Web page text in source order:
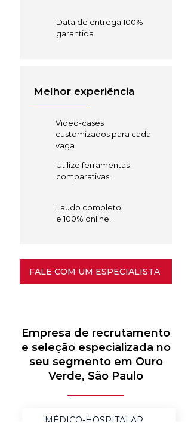
Data de entrega 100%
garantida.
Melhor experiência
Video-cases
customizados para cada
vaga.
Utilize ferramentas
comparativas.
Laudo completo
e 100% online.
FALE COM UM ESPECIALISTA
Empresa de recrutamento
e seleção especializada no
seu segmento em Ouro
Verde, São Paulo
MÉDICO-HOSPITALAR